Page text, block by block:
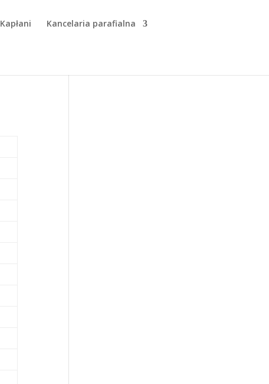
Kapłani Kancelaria parafialna